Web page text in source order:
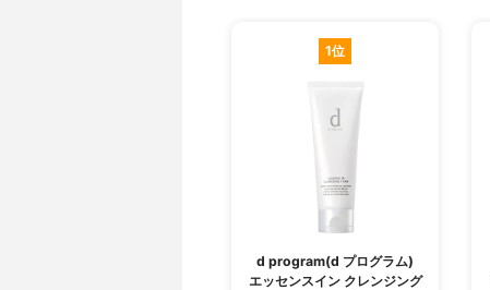
1位
d program(d プログラム)
エッセンスイン クレンジング